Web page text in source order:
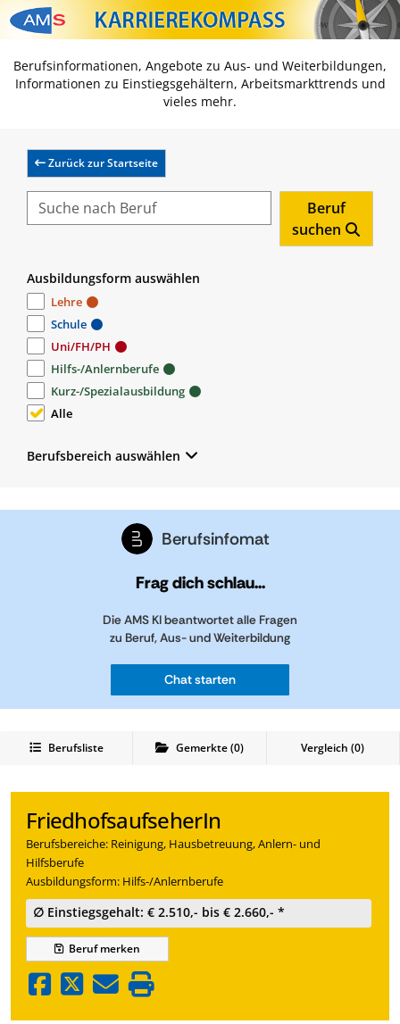
Zum Inhalt springen
Zum Navmenü springen
Zur Suche springen
Zur Footer springen
Berufsinformationen, Angebote zu Aus- und Weiterbildungen,
Informationen zu Einstiegsgehältern, Arbeitsmarkttrends und
vieles mehr.
Zurück zur Startseite
Beruf
suchen
Ausbildungsform auswählen
Lehre
Schule
Uni/FH/PH
Hilfs-/Anlernberufe
Kurz-/Spezialausbildung
Alle
Berufsbereich auswählen
Berufsinfomat
Frag dich schlau...
Die AMS KI beantwortet alle Fragen
zu Beruf, Aus- und Weiterbildung
Chat starten
Berufsliste Gemerkte(0) Vergleich (0)
FriedhofsaufseherIn
Berufsbereiche: Reinigung, Hausbetreuung, Anlern- und
Hilfsberufe
Ausbildungsform: Hilfs-/Anlernberufe
∅ Einstiegsgehalt: € 2.510,- bis € 2.660,- *
Berufmerken